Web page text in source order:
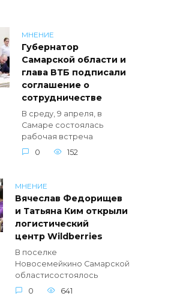
МНЕНИЕ
Губернатор
Самарской области и
глава ВТБ подписали
соглашение о
сотрудничестве
В среду, 9 апреля, в
Самаре состоялась
рабочая встреча
0
152
МНЕНИЕ
Вячеслав Федорищев
и Татьяна Ким открыли
логистический
центр Wildberries
В поселке
Новосемейкино Самарской
областисостоялось
0
641